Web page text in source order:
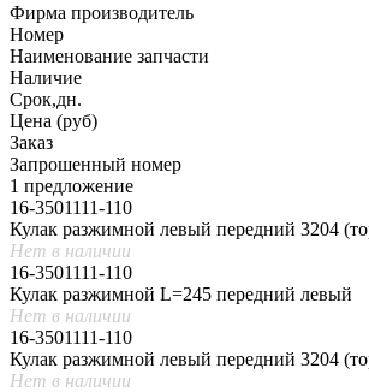
Фирма производитель
Номер
Наименование запчасти
Наличие
Срок,дн.
Цена (руб)
Заказ
Запрошенный номер
1 предложение
16-3501111-110
Кулак разжимной левый передний 3204
Нет в наличии
16-3501111-110
Кулак разжимной L=245 передний левый
Нет в наличии
16-3501111-110
Кулак разжимной левый передний 3204
Нет в наличии